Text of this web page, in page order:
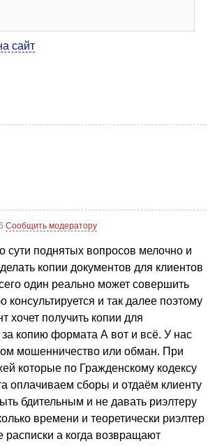
сайт
Сообщить модератору
сути поднятых вопросов мелочно и
копии документов для клиентов
один реально может совершить
консультируется и так далее поэтому
хочет получить копии для
за копию формата А вот и всё. У нас
мошенничество или обман. При
которые по Гражденскому кодексу
оплачиваем сборы и отдаём клиенту
бдительным и не давать риэлтеру
времени и теоретически риэлтер
расписки а когда возвращают